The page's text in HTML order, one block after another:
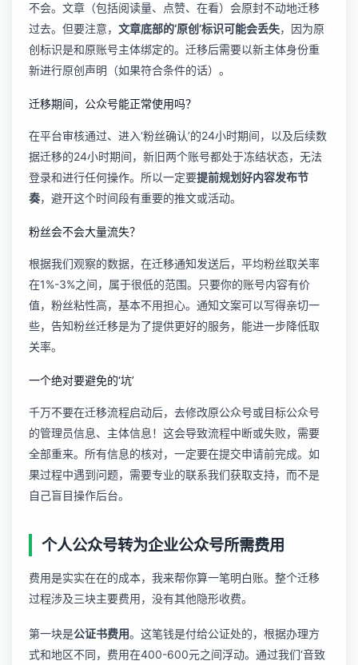
不会。文章（包括阅读量、点赞、在看）会原封不动地迁移
过去。但要注意， 文章底部的‘原创’标识可能会丢失，因为原
创标识是和原账号主体绑定的。迁移后需要以新主体身份重
新进行原创声明（如果符合条件的话）。
迁移期间，公众号能正常使用吗？
在平台审核通过、进入‘粉丝确认’的24小时期间，以及后续数
据迁移的24小时期间，新旧两个账号都处于冻结状态，无法
登录和进行任何操作。所以一定要提前规划好内容发布节
奏，避开这个时间段有重要的推文或活动。
粉丝会不会大量流失？
根据我们观察的数据，在迁移通知发送后，平均粉丝取关率
在1%-3%之间，属于很低的范围。只要你的账号内容有价
值，粉丝粘性高，基本不用担心。通知文案可以写得亲切一
些，告知粉丝迁移是为了提供更好的服务，能进一步降低取
关率。
一个绝对要避免的‘坑’
千万不要在迁移流程启动后，去修改原公众号或目标公众号
的管理员信息、主体信息！这会导致流程中断或失败，需要
全部重来。所有信息的核对，一定要在提交申请前完成。如
果过程中遇到问题，需要专业的联系我们获取支持，而不是
自己盲目操作后台。
个人公众号转为企业公众号所需费用
费用是实实在在的成本，我来帮你算一笔明白账。整个迁移
过程涉及三块主要费用，没有其他隐形收费。
第一块是公证书费用。这笔钱是付给公证处的，根据办理方
式和地区不同，费用在400-600元之间浮动。通过我们‘音致